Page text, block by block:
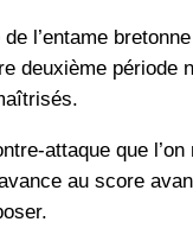
l’entame
deuxième période
attaque que
au score